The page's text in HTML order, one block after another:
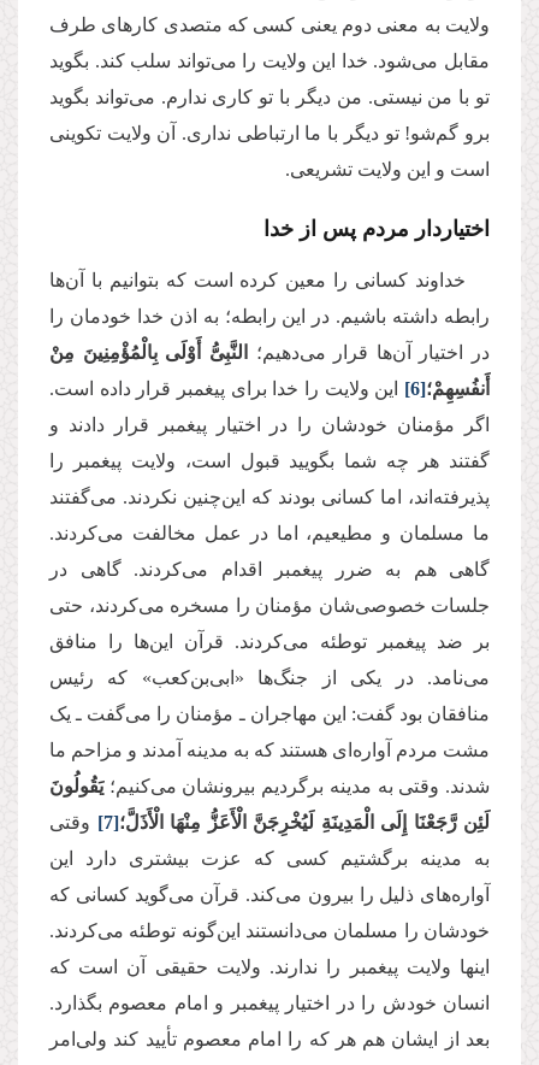
ولایت به معنی دوم یعنی کسی که متصدی کارهای طرف
مقابل می‌‌شود. خدا این ولایت را می‌‌تواند سلب کند. بگوید
تو با من نیستی. من دیگر با تو کاری ندارم. می‌تواند بگوید
برو گم‌شو! تو دیگر با ما ارتباطی نداری. آن ولایت تکوینی
است و این ولایت تشریعی.
اختیاردار مردم پس از خدا
خداوند کسانی را معین کرده است که بتوانیم با آن‌ها
رابطه داشته باشیم. در این رابطه‌‌؛ به اذن خدا خودمان را
در اختیار آن‌ها قرار می‌دهیم؛
النَّبِیُّ أَوْلَى بِالْمُؤْمِنِینَ مِنْ
أَنفُسِهِمْ؛[6]
این ولایت را خدا برای پیغمبر قرار داده است.
اگر مؤمنان خودشان را در اختیار پیغمبر قرار دادند و
‌‌گفتند هر چه شما بگویید قبول است، ولایت پیغمبر را
پذیرفته‌‌اند، اما کسانی بودند که این‌چنین نکردند. می‌گفتند
ما مسلمان و مطیعیم، اما در عمل مخالفت می‌‌کردند.
گاهی هم به ضرر پیغمبر اقدام می‌‌کردند. گاهی در
جلسات خصوصی‌شان مؤمنان را مسخره می‌‌کردند، حتی
بر ضد پیغمبر توطئه می‌‌کردند. قرآن این‌ها را منافق
می‌‌نامد. در یکی از جنگ‌‌ها «ابی‌بن‌کعب» که رئیس
منافقان بود گفت: این مهاجران ـ مؤمنان را می‌گفت ـ یک
مشت مردم آواره‌‌ای هستند که به مدینه آمدند و مزاحم ما
شدند. وقتی به مدینه برگردیم بیرونشان می‌‌کنیم؛یَقُولُونَ
لَئِن رَّجَعْنَا إِلَى الْمَدِینَةِ لَیُخْرِجَنَّ الْأَعَزُّ مِنْهَا الْأَذَلَّ؛[7] وقتی
به مدینه برگشتیم کسی که عزت بیشتری دارد این
آواره‌‌های ذلیل را بیرون می‌کند. قرآن می‌گوید کسانی که
خودشان را مسلمان می‌‌دانستند این‌گونه توطئه می‌‌کردند.
اینها ولایت پیغمبر را ندارند. ولایت حقیقی آن است که
انسان خودش را در اختیار پیغمبر و امام معصوم بگذارد.
بعد از ایشان هم هر که را امام معصوم تأیید کند ولی‌امر